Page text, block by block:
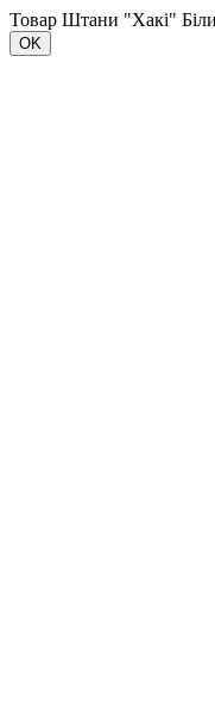
Товар Штани "Хакі"
OK